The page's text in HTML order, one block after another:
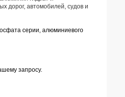
дорог, автомобилей, судов и
серии, алюминиевого
запросу.